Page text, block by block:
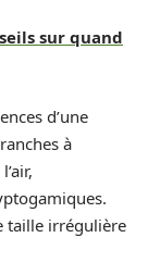
sur quand
d’une
à
taille irrégulière